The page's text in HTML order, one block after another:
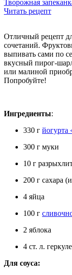
Творожная
Читать рецепт
Отличный рецепт
сочетаний.
выпивать сами по
вкусный пирог-
или малиной
Попробуйте!
Ингредиенты:
330 г йогурта
300 г муки
10 г
200 г сахара
4 яйца
100 г
2 яблока
4 ст. л.
Для соуса: